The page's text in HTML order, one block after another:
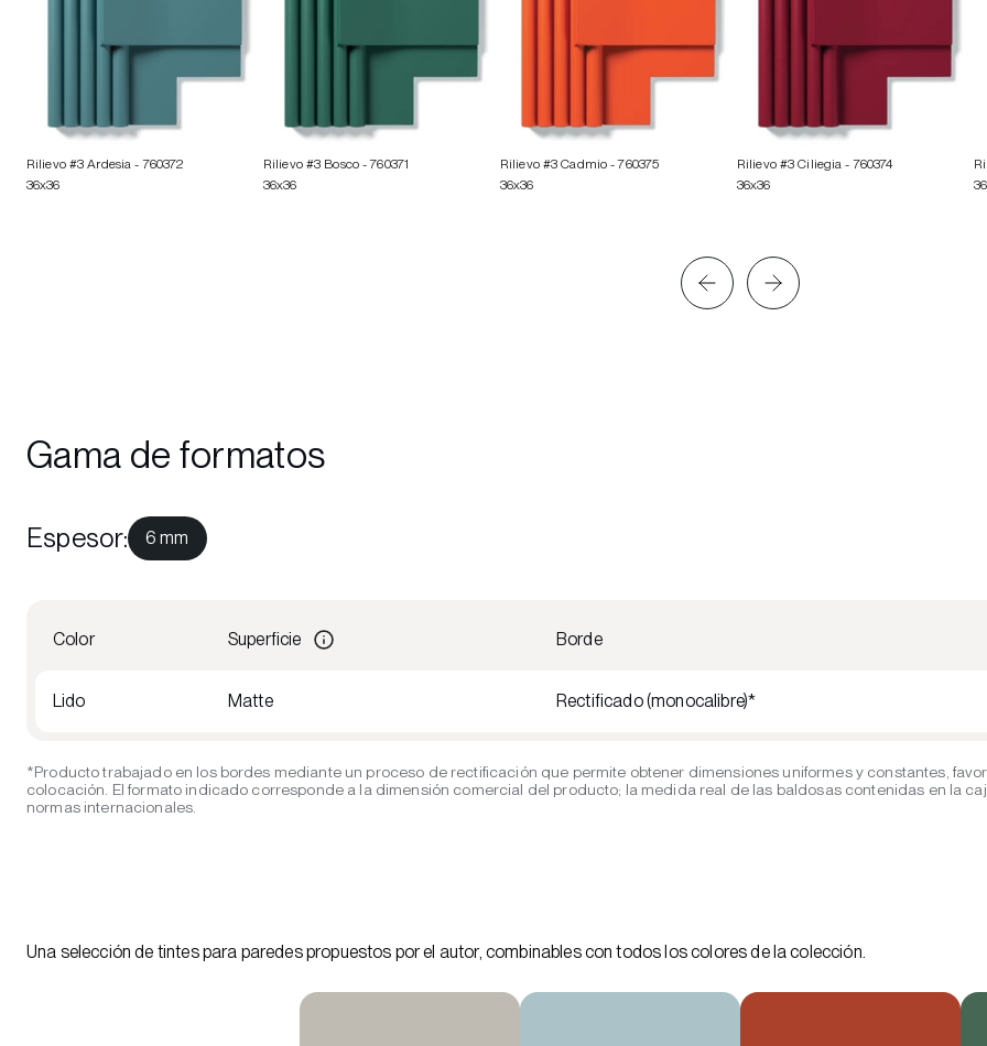
Rilievo #3 Ardesia - 760372
36x36
Rilievo #3 Bosco- 760371
36x36
Rilievo #3 Cadmio - 760375
36x36
Rilievo #3 Ciliegia - 760374
36x36
Gama de formatos
Espesor: 6 mm
Color Superficie Borde
Lido Matte Rectificado (monocalibre)*
*Producto trabajado en los bordes mediante un proceso de rectificación que permite obtener dimensiones uniformes y constantes,
colocación. El formato indicado corresponde a la dimensión comercial del producto; la medida real de las baldosas contenidas en la
normas internacionales.
Una selección de tintes para paredes propuestos por el autor, combinables con todos los colores de la colección.